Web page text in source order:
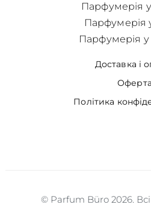
Доставка і
Оферта
Політика
Парфумерія
Парфумерія
Парфумерія у
© Parfum Büro 2026.